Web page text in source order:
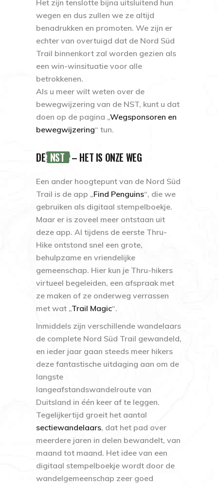
Het zijn tenslotte bijna uitsluitend hun
wegen en dus zullen we ze altijd
benadrukken en promoten. We zijn er
echter van overtuigd dat de Nord Süd
Trail binnenkort zal worden gezien als
een win-winsituatie voor alle
betrokkenen.
Als u meer wilt weten over de
bewegwijzering van de NST, kunt u dat
doen op de pagina „Wegsponsoren en
bewegwijzering“ tun.
DE NST – HET IS ONZE WEG
Een ander hoogtepunt van de Nord Süd
Trail is de app „Find Penguins“, die we
gebruiken als digitaal stempelboekje.
Maar er is zoveel meer ontstaan uit
deze app. Al tijdens de eerste Thru-
Hike ontstond snel een grote,
behulpzame en vriendelijke
gemeenschap. Hier kun je Thru-hikers
virtueel begeleiden, een afspraak met
ze maken of ze onderweg verrassen
met wat „Trail Magic“.
Inmiddels zijn verschillende wandelaars
de complete Nord Süd Trail gewandeld,
en ieder jaar gaan steeds meer hikers
deze fantastische uitdaging aan om de
langste
langeafstandswandelroute van
Duitsland in één keer af te leggen.
Tegelijkertijd groeit het aantal
sectiewandelaars, dat het pad over
meerdere jaren in delen bewandelt, van
maand tot maand. Het idee van een
digitaal stempelboekje wordt door de
wandelgemeenschap zeer goed